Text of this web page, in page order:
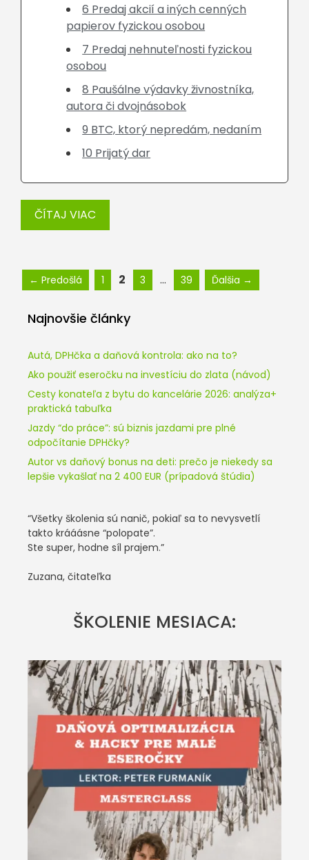
6 Predaj akcií a iných cenných
papierov fyzickou osobou
7 Predaj nehnuteľnosti fyzickou
osobou
8 Paušálne výdavky živnostníka,
autora či dvojnásobok
9 BTC, ktorý nepredám, nedaním
10 Prijatý dar
ČÍTAJ VIAC
← Predošlá Stránka
1 Stránka
2 Stránka
3 … Stránka
39 Ďalšia →
Najnovšie články
Autá, DPHčka a daňová kontrola: ako na to?
Ako použiť eseročku na investíciu do zlata (návod)
Cesty konateľa z bytu do kancelárie 2026: analýza+
praktická tabuľka
Jazdy “do práce”: sú biznis jazdami pre plné
odpočítanie DPHčky?
Autor vs daňový bonus na deti: prečo je niekedy sa
lepšie vykašlať na 2 400 EUR (prípadová štúdia)
“Všetky školenia sú nanič, pokiaľ sa to nevysvetlí
takto krááásne “polopate”.
Ste super, hodne síl prajem.”
Zuzana, čitateľka
ŠKOLENIE MESIACA: